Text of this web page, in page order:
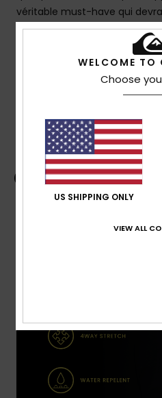
véritable must-have qui
collection de tout surfeur.
Details &
Livraison & Retours
Guide des
WELCOME TO
Choose
US SHIPPING ONLY
VIEW ALL